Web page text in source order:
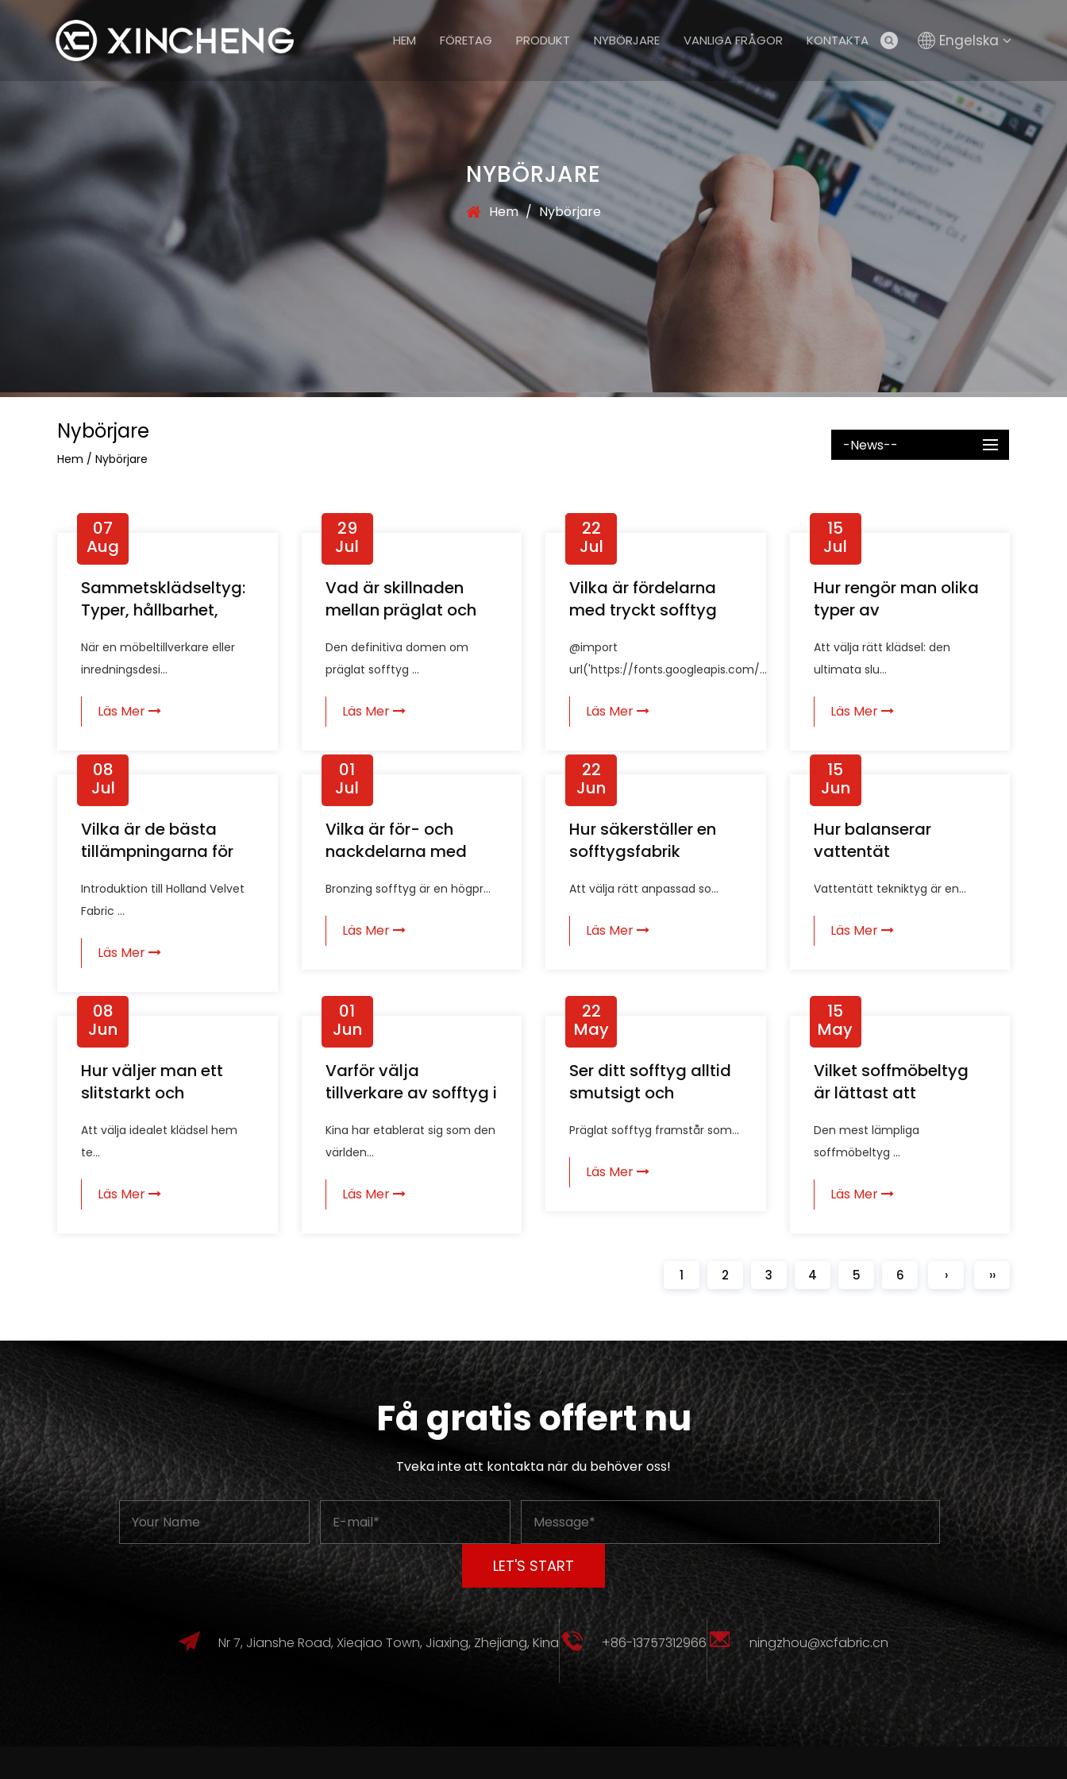
HEM FÖRETAG PRODUKT NYBÖRJARE VANLIGA FRÅGOR KONTAKTA Engelska
NYBÖRJARE
Hem / Nybörjare
Nybörjare
Hem / Nybörjare
-News--
07
Aug
Sammetsklädseltyg:
Typer, hållbarhet,
När en möbeltillverkare eller
inredningsdesi...
Läs Mer
29
Jul
Vad är skillnaden
mellan präglat och
Den definitiva domen om
präglat sofftyg ...
Läs Mer
22
Jul
Vilka är fördelarna
med tryckt sofftyg
@import
url('https://fonts.googleapis.com/...
Läs Mer
15
Jul
Hur rengör man olika
typer av
Att välja rätt klädsel: den
ultimata slu...
Läs Mer
08
Jul
Vilka är de bästa
tillämpningarna för
Fabric?
Introduktion till Holland Velvet
Fabric ...
Läs Mer
01
Jul
Vilka är för- och
nackdelarna med
Bronzing sofftyg är en högpr...
Läs Mer
22
Jun
Hur säkerställer en
sofftygsfabrik
Att välja rätt anpassad so...
Läs Mer
15
Jun
Hur balanserar
vattentät
vattentät prestanda
och
andningsförmåga?
Vattentätt tekniktyg är en...
Läs Mer
08
Jun
Hur väljer man ett
slitstarkt och
för hemtextil?
Att välja idealet klädsel hem
te...
Läs Mer
01
Jun
Varför välja
tillverkare av sofftyg i
bulkanskaffning?
Kina har etablerat sig som den
världen...
Läs Mer
22
May
Ser ditt sofftyg alltid
smutsigt och
präglat sofftyg dölja
vardagsslitage
perfekt?
Präglat sofftyg framstår som...
Läs Mer
15
May
Vilket soffmöbeltyg
är lättast att
Den mest lämpliga
soffmöbeltyg ...
Läs Mer
1 2 3 4 5 6 › ››
Få gratis offert nu
Tveka inte att kontakta när du behöver oss!
Nr 7, Jianshe Road, Xieqiao Town, Jiaxing, Zhejiang, Kina +86-13757312966 ningzhou@xcfabric.cn